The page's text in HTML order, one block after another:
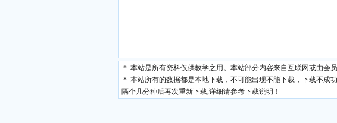
＊ 本站是所有资料仅供教学之用。本站部分内容来自互联网或由会
＊ 本站所有的数据都是本地下载，不可能出现不能下载，下载不
隔个几分种后再次重新下载,详细请参考下载说明！